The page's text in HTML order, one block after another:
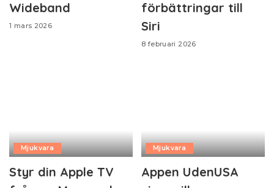
Wideband
1 mars 2026
förbättringar till
Siri
8 februari 2026
Mjukvara
Styr din Apple TV
Mjukvara
Appen UdenUSA